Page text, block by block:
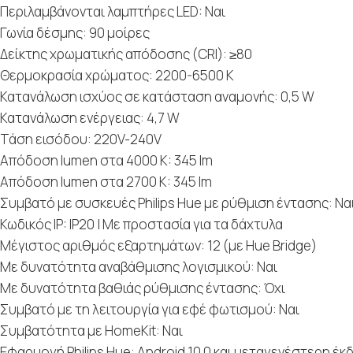
Περιλαμβάνονται λαμπτήρες LED: Ναι
Γωνία δέσμης: 90 μοίρες
Δείκτης χρωματικής απόδοσης (CRI): ≥80
Θερμοκρασία χρώματος: 2200-6500 K
Κατανάλωση ισχύος σε κατάσταση αναμονής: 0,5 W
Κατανάλωση ενέργειας: 4,7 W
Τάση εισόδου: 220V-240V
Απόδοση lumen στα 4000 K: 345 lm
Απόδοση lumen στα 2700 K: 345 lm
Συμβατό με συσκευές Philips Hue με ρύθμιση έντασης:
Κωδικός IP: IP20 | Με προστασία για τα δάχτυλα
Μέγιστος αριθμός εξαρτημάτων: 12 (με Hue Bridge)
Με δυνατότητα αναβάθμισης λογισμικού: Ναι
Με δυνατότητα βαθιάς ρύθμισης έντασης: Όχι
Συμβατό με τη λειτουργία για εφέ φωτισμού: Ναι
Συμβατότητα με HomeKit: Ναι